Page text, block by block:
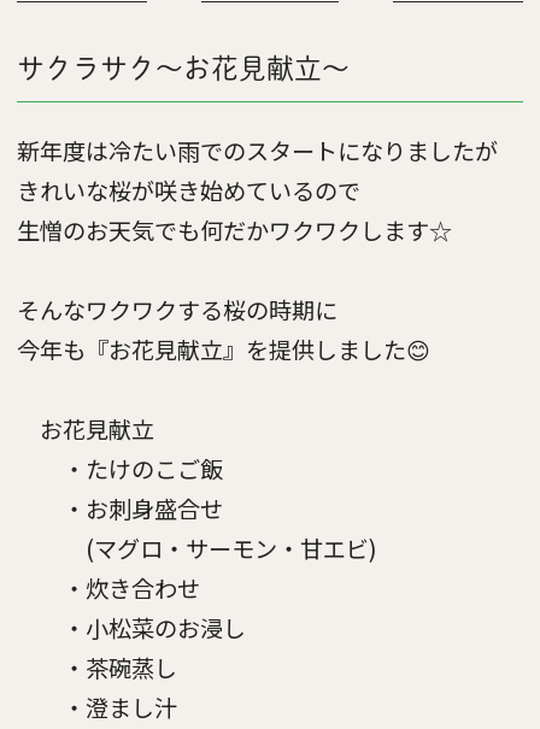
サクラサク～お花見献立～
新年度は冷たい雨でのスタートになりましたが
きれいな桜が咲き始めているので
生憎のお天気でも何だかワクワクします☆
そんなワクワクする桜の時期に
今年も『お花見献立』を提供しました😊
お花見献立
・たけのこご飯
・お刺身盛合せ
(マグロ・サーモン・甘エビ)
・炊き合わせ
・小松菜のお浸し
・茶碗蒸し
・澄まし汁